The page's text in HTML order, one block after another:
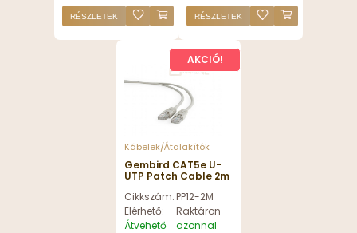
RÉSZLETEK RÉSZLETEK
AKCIÓ!
Kábelek/Átalakítók
Gembird CAT5e U-
UTP Patch Cable 2m
Cikkszám:PP12-2M
Elérhető:
Raktáron
Átvehető
azonnal